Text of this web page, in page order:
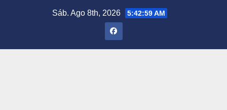
Sáb. Ago 8th, 2026 5:43:00 AM